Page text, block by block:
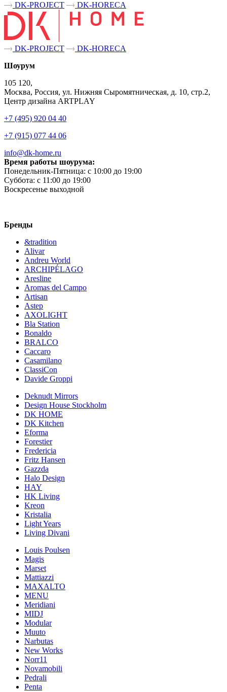
DK-PROJECT
DK-HORECA
DK-PROJECT
DK-HORECA
Шоурум
105 120,
Москва, Россия, ул. Нижняя Сыромятническая, д. 10, стр.2,
Центр дизайна ARTPLAY
+7 (495) 920 04 40
+7 (915) 077 44 06
info@dk-home.ru
Время работы шоурума:
Понедельник-Пятница: c 10:00 до 19:00
Суббота: c 11:00 до 19:00
Воскресенье выходной
Бренды
&tradition
Alivar
Andreu World
ARCHIPÉLAGO
Aresline
Aromas del Campo
Artisan
Astep
AXOLIGHT
Bla Station
Bonaldo
BRALCO
Caccaro
Casamilano
ClassiCon
Davide Groppi
Deknudt Mirrors
Design House Stockholm
DK HOME
DK Kitchen
Eforma
Forestier
Fredericia
Fritz Hansen
Gazzda
Halo Design
HAY
HK Living
Kreon
Kristalia
Light Years
Living Divani
Louis Poulsen
Magis
Marset
Mattiazzi
MAXALTO
MENU
Meridiani
MIDJ
Modular
Muuto
Narbutas
New Works
Norr11
Novamobili
Pedrali
Penta